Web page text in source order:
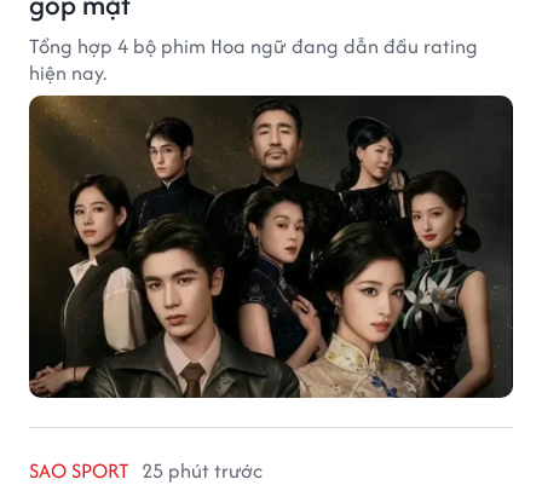
Tổng hợp 4 bộ phim Hoa ngữ đang dẫn đầu rating
hiện nay.
SAO SPORT 25 phút trước